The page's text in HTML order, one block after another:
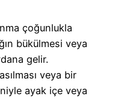
çoğunlukla
bükülmesi veya
gelir.
veya bir
ayak içe veya